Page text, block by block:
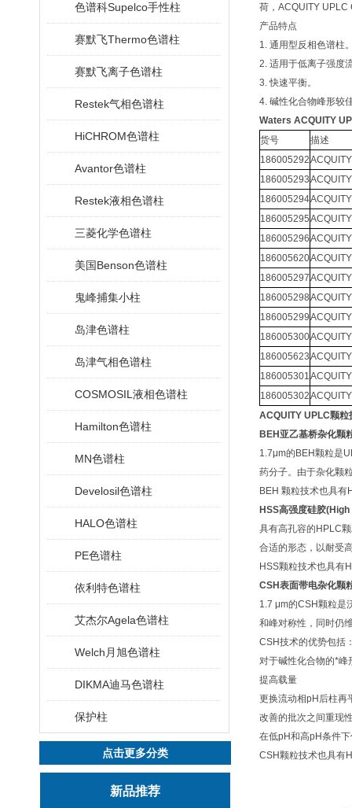
色谱科Supelco手性柱
赛默飞Thermo色谱柱
赛默飞离子色谱柱
Restek气相色谱柱
HiCHROM色谱柱
Avantor色谱柱
Restek液相色谱柱
三菱化学色谱柱
美国Benson色谱柱
鬼峰捕集小柱
岛津色谱柱
岛津气相色谱柱
COSMOSIL液相色谱柱
Hamilton色谱柱
MN色谱柱
Develosil色谱柱
HALO色谱柱
PE色谱柱
依利特色谱柱
艾杰尔Agela色谱柱
Welch月旭色谱柱
DIKMA迪马色谱柱
保护柱
点击更多分类
新品推荐
荷，ACQUITY UPLC
产品特点
1. 通用型反相色谱柱
2. 适用于低离子强度
3.快速平衡。
4. 碱性化合物峰形较
Waters ACQUITY
货号
描述
186005292
186005293
186005294
186005295
186005296
186005620
186005297
186005298
186005299
186005300
186005623
186005301
186005302
ACQUITY UPLC颗粒
BEH 亚乙基桥杂化颗
1.7μm的 BEH颗粒是
药分子。由于杂化颗
BEH 颗粒技术也具有
HSS高强度硅胶(High
具有高孔容的 HPLC
合适的形态，以耐受
HSS颗粒技术也具有
CSH 表面带电杂化颗
1.7 μm的CSH颗粒是
和峰对称性，同时仍
CSH技术的优势包括
对于碱性化合物的*峰
提高载量
更换流动相pH 后柱再
改善的批次之间重现
在低pH和高pH条件
CSH颗粒技术也具有